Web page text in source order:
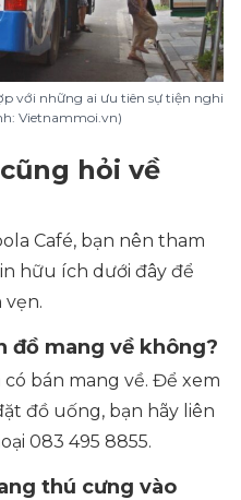
với những ai ưu tiên sự tiện nghi
Vietnammoi.vn)
hỏi về
Café, bạn nên tham
hữu ích dưới đây để
đồ mang về không?
bán mang về. Để xem
đồ uống, bạn hãy liên
083 495 8855.
thú cưng vào